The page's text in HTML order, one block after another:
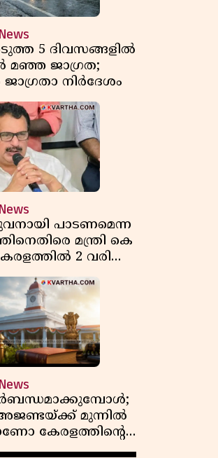
News
5 ദിവസങ്ങളിൽ
മഞ്ഞ ജാഗ്രത;
നിർദേശം
News
പാടണമെന്ന
മന്ത്രി കെ
2 വരി
എന്ന് പ്രതികരണം
News
മുന്നിൽ
കേരളത്തിന്റെ